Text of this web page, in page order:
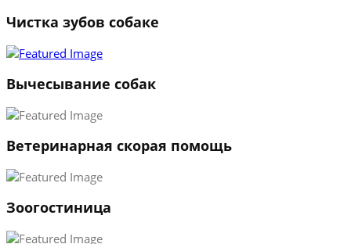
2
Чистка зубов собаке
Вычесывание собак
Ветеринарная скорая помощь
Зоогостиница